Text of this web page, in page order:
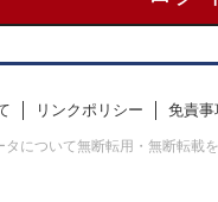
リンクポリシー 免責事
について無断転用・無断転載